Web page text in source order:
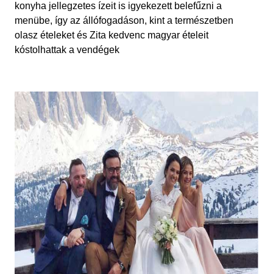
konyha jellegzetes ízeit is igyekezett belefűzni a
menübe, így az állófogadáson, kint a természetben
olasz ételeketés Zita kedvenc magyar ételeit
kóstolhattak a vendégek